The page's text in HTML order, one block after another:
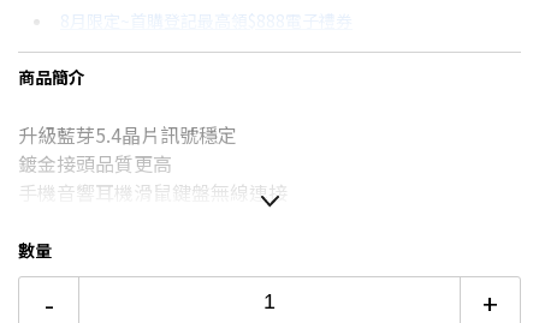
12期
24期
8月限定~首購登記最高領$888電子禮券
台灣大哥大Open Possible聯名卡滿額最高回饋25%
商品簡介
升級藍芽5.4晶片訊號穩定
鍍金接頭品質更高
手機音響耳機滑鼠鍵盤無線連接
WIN8.1以上免驅動插上即用
數量
- +